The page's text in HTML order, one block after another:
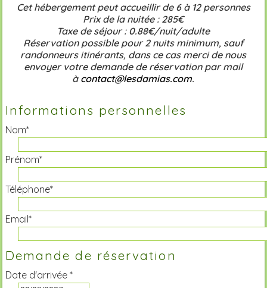
Cet hébergement peut accueillir de 6 à 12 personnes
Prix de la nuitée : 285€
Taxe de séjour : 0.88€/nuit/adulte
Réservation possible pour 2 nuits minimum, sauf
randonneurs itinérants, dans ce cas merci de nous
envoyer votre demande de réservation par mail
à contact@lesdamias.com.
Informations personnelles
Nom*
Prénom*
Téléphone*
Email*
Demande de réservation
Date d'arrivée *